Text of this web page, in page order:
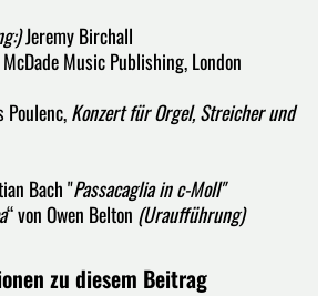
Jeremy Birchall
Music Publishing, London
Poulenc,Konzert für Orgel, Streicher und
Bach "Passacaglia in c-Moll"
“ von Owen Belton (Uraufführung)
zu diesem Beitrag